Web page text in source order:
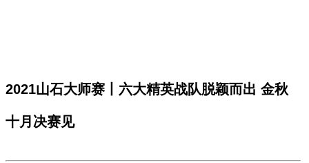
2021山石大师赛丨六大精英战队脱颖而出 金秋
十月决赛见